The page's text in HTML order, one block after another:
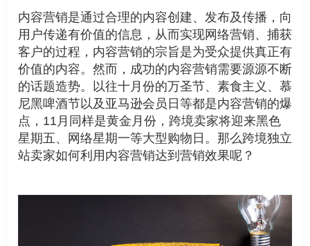
内容营销是通过合理的内容创建、发布及传播，向
用户传递有价值的信息，从而实现网络营销、捕获
客户的过程，内容营销的宗旨是为受众提供真正有
价值的内容。然而，成功的内容营销需要源源不断
的话题造势。以往十月份的万圣节、素食主义、慕
尼黑啤酒节以及亚马逊会员日等都是内容营销的爆
点，11月同样是黄金月份，跨境卖家将迎来黑色
星期五、网络星期一等大型购物日。那么跨境独立
站卖家如何利用内容营销达到营销效果呢？